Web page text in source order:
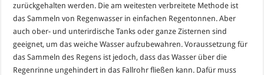
zurückgehalten werden. Die am weitesten verbreitete Methode ist
das Sammeln von Regenwasser in einfachen Regentonnen. Aber
auch ober- und unterirdische Tanks oder ganze Zisternen sind
geeignet, um das weiche Wasser aufzubewahren. Voraussetzung für
das Sammeln des Regens ist jedoch, dass das Wasser über die
Regenrinne ungehindert in das Fallrohr fließen kann. Dafür muss